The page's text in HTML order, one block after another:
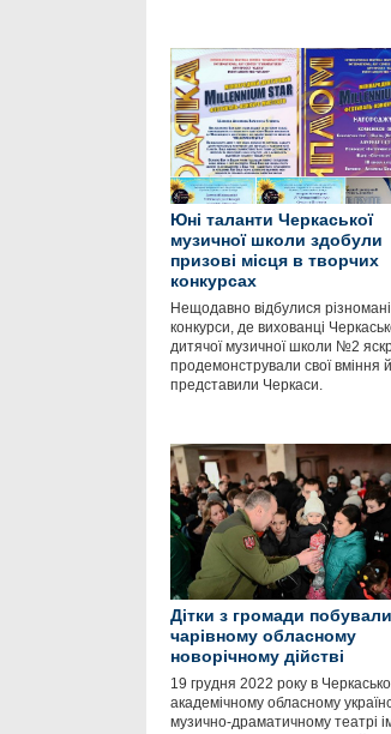
Юні таланти Черкаської
музичної школи здобули
призові місця в творчих
конкурсах
Нещодавно відбулися
конкурси, де вихованці
дитячої музичної школи №2
продемонстрували свої вміння й
представили Черкаси.
Дітки з громади
чарівному обласному
новорічному дійстві
19 грудня 2022 року в
академічному обласному
музично-драматичному театрі